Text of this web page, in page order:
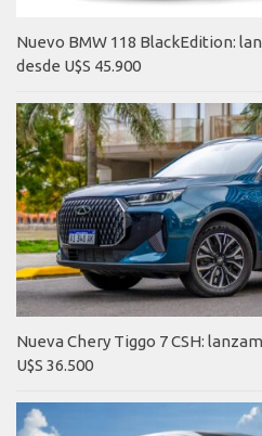
Nuevo BMW 118 BlackEdition:
desde U$S 45.900
Nueva Chery Tiggo 7 CSH:
U$S 36.500